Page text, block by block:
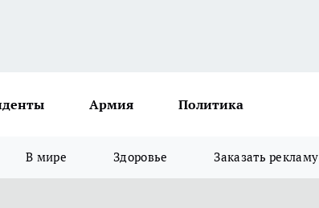
Армия Политика
В мире Здоровье Заказать рекламу